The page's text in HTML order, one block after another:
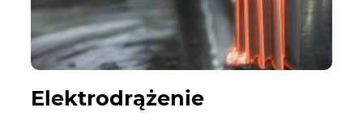
Elektrodrążenie